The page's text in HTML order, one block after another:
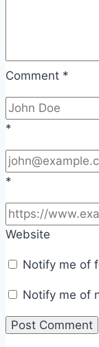
Comment *
*
*
Website
Notify me of
Notify me of